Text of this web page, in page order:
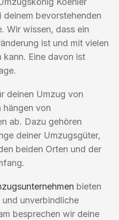
deinem bevorstehenden
Wir wissen, dass ein
ist und mit vielen
kann. Eine davon ist
deinen Umzug von
hängen von
ab. Dazu gehören
deiner Umzugsgüter,
beiden Orten und der
bieten
unverbindliche
besprechen wir deine